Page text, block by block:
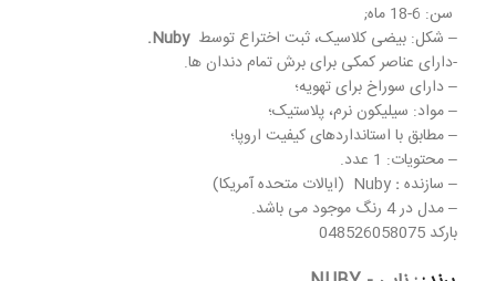
سن: 6-18 ماه;
– شکل: بیضی کلاسیک، ثبت اختراع توسط Nuby.
-دارای عناصر کمکی برای برش تمام دندان ها.
– دارای سوراخ برای تهویه؛
– مواد: سیلیکون نرم، پلاستیک؛
– مطابق با استانداردهای کیفیت اروپا؛
– محتویات: 1 عدد.
– سازنده :
– مدل در 4 رنگ موجود می باشد.
بارکد 048526058075